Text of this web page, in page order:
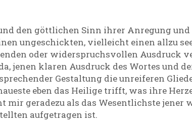
den göttlichen Sinn ihrer Anregung
ungeschickten, vielleicht einen allzu
oder widerspruchsvollen Ausdruck
jenen klaren Ausdruck des Wortes und
Gestaltung die unreiferen
eben das Heilige trifft, was ihre
mir geradezu als das Wesentlichste jener
aufgetragen ist.